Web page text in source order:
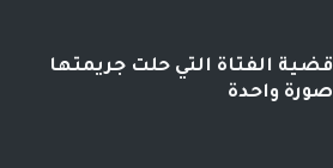
قضية الفتاة التي حلت جريمتها
صورة واحدة